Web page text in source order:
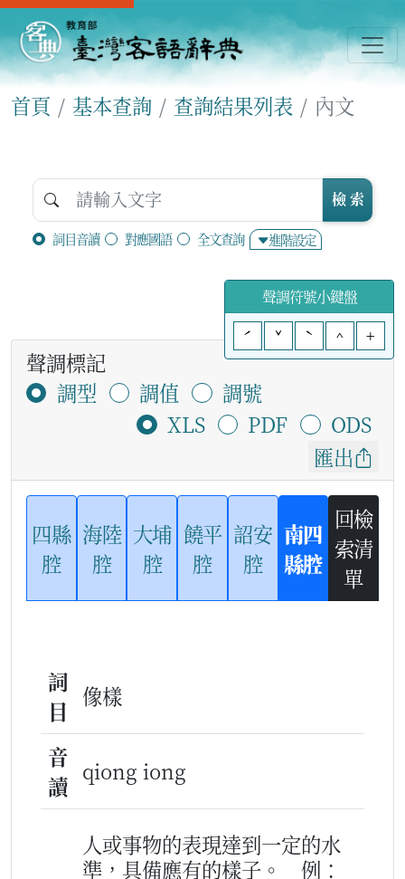
首頁 基本查詢 查詢結果列表 內文
詞目音讀 對應國語 全文查詢 進階設定
檢 索
聲調符號小鍵盤
ˊ
ˇ ˋ ^ +
聲調標記
調型
調值
調號
XLS
PDF
ODS
匯出
四縣
腔
海陸
腔
大埔
腔
饒平
腔
詔安
腔
南四
縣腔
回檢
索清
單
詞
目
像樣
音
讀
qiong iong
人或事物的表現達到一定的水
準，具備應有的樣子。
例：